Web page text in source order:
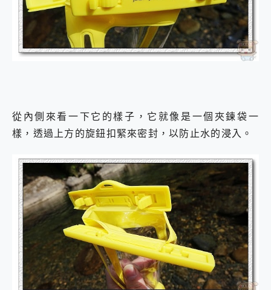
從內側來看一下它的樣子，它就像是一個夾鍊袋一
樣，透過上方的旋鈕扣緊來密封，以防止水的浸入。